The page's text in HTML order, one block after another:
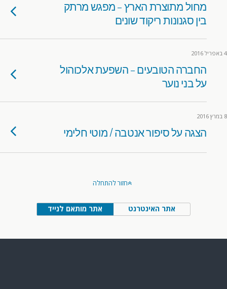
מחול מתוצרת הארץ – מפגש מרתק
בין סגנונות ריקוד שונים
4 באפריל 2016
החברה הטובעים – השפעת אלכוהול
על בני נוער
8 במרץ 2016
הצגה על סיפור אנטבה / מוטי חלימי
חזור להתחלה
אתר מותאם לנייד אתר האינטרנט